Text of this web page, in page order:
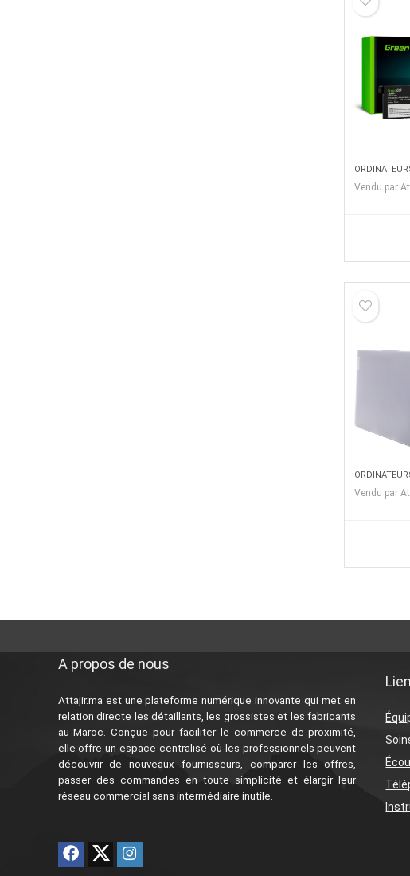
Vendu par
Vendu par
A propos de nous
Attajir.ma est une plateforme numérique innovante qui met en
relation directe les détaillants, les grossistes et les fabricants
au Maroc. Conçue pour faciliter le commerce de proximité,
elle offre un espace centralisé où les professionnels peuvent
découvrir de nouveaux fournisseurs, comparer les offres,
passer des commandes en toute simplicité et élargir leur
réseau commercial sans intermédiaire inutile.